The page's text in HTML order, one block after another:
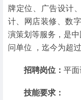
牌定位、广告设计
计、网店装修、数
演策划等服务，是
问单位 ，迄今为超
招聘岗位： 平
技能要求：